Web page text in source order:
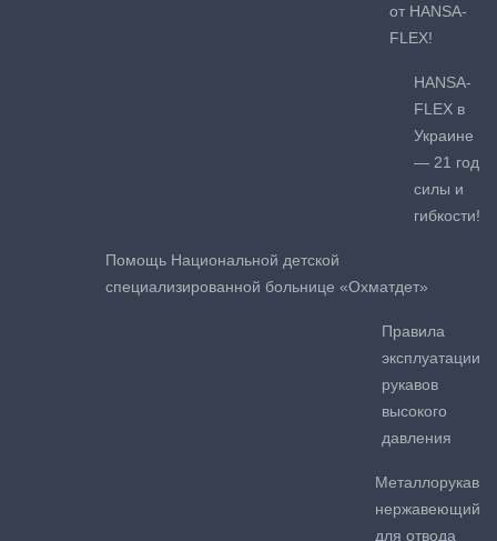
от HANSA-
FLEX!
HANSA-
FLEX в
Украине
— 21 год
силы и
гибкости!
Помощь Национальной детской
специализированной больнице «Охматдет»
Правила
эксплуатации
рукавов
высокого
давления
Металлорукав
нержавеющий
для отвода